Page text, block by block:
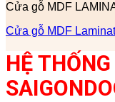
Cửa gỗ MDF
Cửa gỗ MDF
HỆ